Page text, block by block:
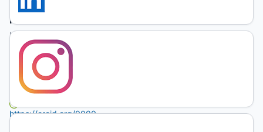
Murga
Meler
Universidad
Pedagógica
Nacional-
Ajusco,
México
https://orcid.org/0000-